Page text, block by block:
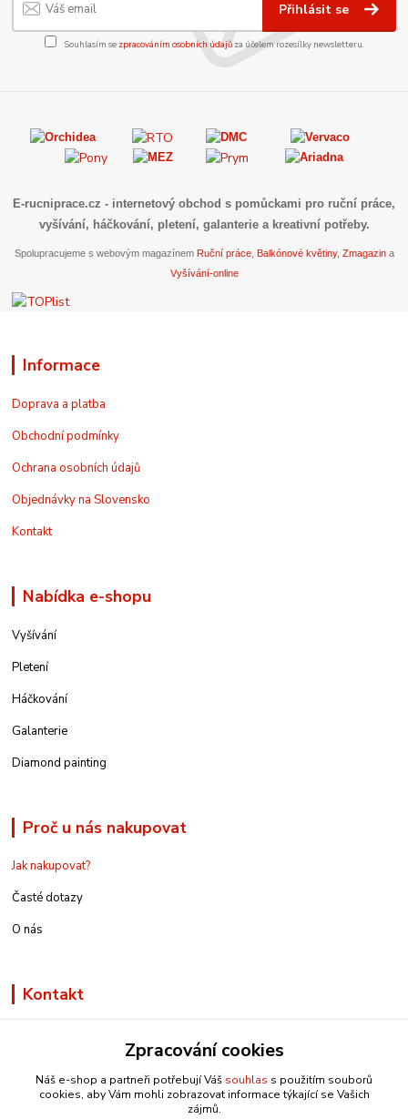
Přihlásit se
Souhlasím se zpracováním osobních údajůza účelem rozesílky newsletteru.
E-rucniprace.cz - internetový obchod s pomůckami pro ruční práce,
vyšívání, háčkování, pletení, galanterie a kreativní potřeby.
Spolupracujeme s webovým magazínem Ruční práce, Balkónové květiny, Zmagazina
Vyšívání-online
Informace
Doprava a platba
Obchodní podmínky
Ochrana osobních údajů
Objednávky na Slovensko
Kontakt
Nabídka e-shopu
Vyšívání
Pletení
Háčkování
Galanterie
Diamond painting
Proč u nás nakupovat
Jak nakupovat?
Časté dotazy
O nás
Kontakt
info@e-rucniprace.cz
Zpracování cookies
Náš e-shop a partneři potřebují Váš souhlas s použitím souborů
cookies, aby Vám mohli zobrazovat informace týkající se Vašich
zájmů.